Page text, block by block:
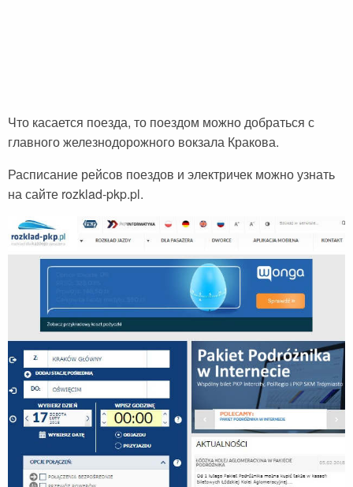
Что касается поезда, то поездом можно добраться с
главного железнодорожного вокзала Кракова.
Расписание рейсов поездов и электричек можно узнать
на сайте rozklad-pkp.pl.